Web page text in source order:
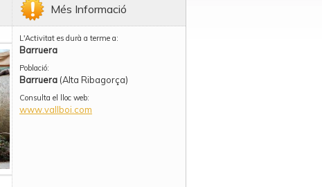
Més Informació
L'Activitat es durà a terme a:
Barruera
Població:
Barruera (Alta Ribagorça)
Consulta el lloc web:
www.vallboi.com